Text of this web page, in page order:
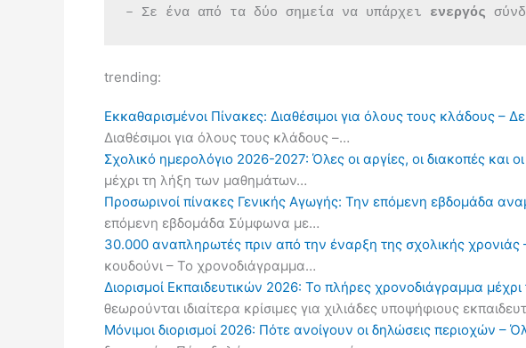
– Σε ένα από τα δύο σημεία να υπάρχει ενεργός
trending:
Εκκαθαρισμένοι Πίνακες: Διαθέσιμοι για όλους τους κλάδους –
Διαθέσιμοι για όλους τους κλάδους –…
Σχολικό ημερολόγιο 2026-2027: Όλες οι αργίες, οι διακοπές και
μέχρι τη λήξη των μαθημάτων…
Προσωρινοί πίνακες Γενικής Αγωγής: Την επόμενη εβδομάδα
επόμενη εβδομάδα Σύμφωνα με…
30.000 αναπληρωτές πριν από την έναρξη της σχολικής
κουδούνι – Το χρονοδιάγραμμα…
Διορισμοί Εκπαιδευτικών 2026: Το πλήρες χρονοδιάγραμμα
θεωρούνται ιδιαίτερα κρίσιμες για χιλιάδες υποψήφιους
Μόνιμοι διορισμοί 2026: Πότε ανοίγουν οι δηλώσεις περιοχών